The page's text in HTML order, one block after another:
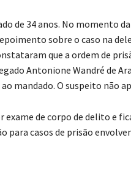
de 34 anos. No momento
sobre o caso na
que a ordem de
Antonione Wandré de
mandado. O suspeito não
de corpo de delito e
para casos de prisão